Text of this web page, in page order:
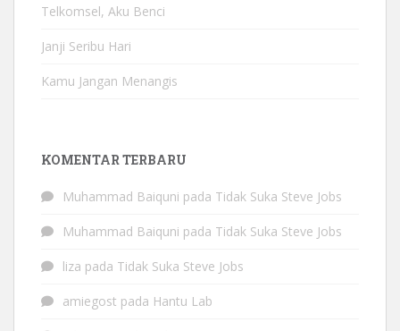
Telkomsel, Aku Benci
Janji Seribu Hari
Kamu Jangan Menangis
KOMENTAR TERBARU
Muhammad Baiquni pada Tidak Suka Steve Jobs
Muhammad Baiquni pada Tidak Suka Steve Jobs
liza pada Tidak Suka Steve Jobs
amiegost pada Hantu Lab